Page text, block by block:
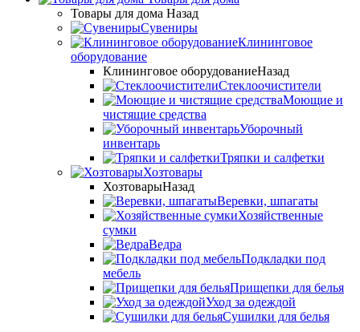
Товары для дома Назад
Сувениры
Клининговое
оборудование
Клининговое оборудованиеНазад
Стеклоочистители
Моющие и
чистящие средства
Уборочный
инвентарь
Тряпки и салфетки
Хозтовары
ХозтоварыНазад
Веревки, шпагаты
Хозяйственные
сумки
Ведра
Подкладки под
мебель
Прищепки для белья
Уход за одеждой
Сушилки для белья